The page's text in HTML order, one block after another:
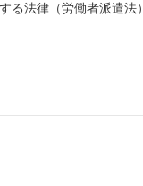
る法律（労働者派遣